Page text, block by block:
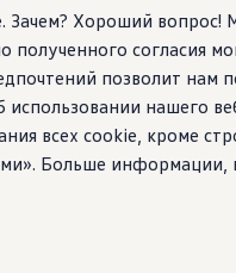
Зачем? Хороший вопрос!
согласия
позволит нам
нашего
всех cookie, кроме
Больше информации,
при сильном порыве
помогут вам в